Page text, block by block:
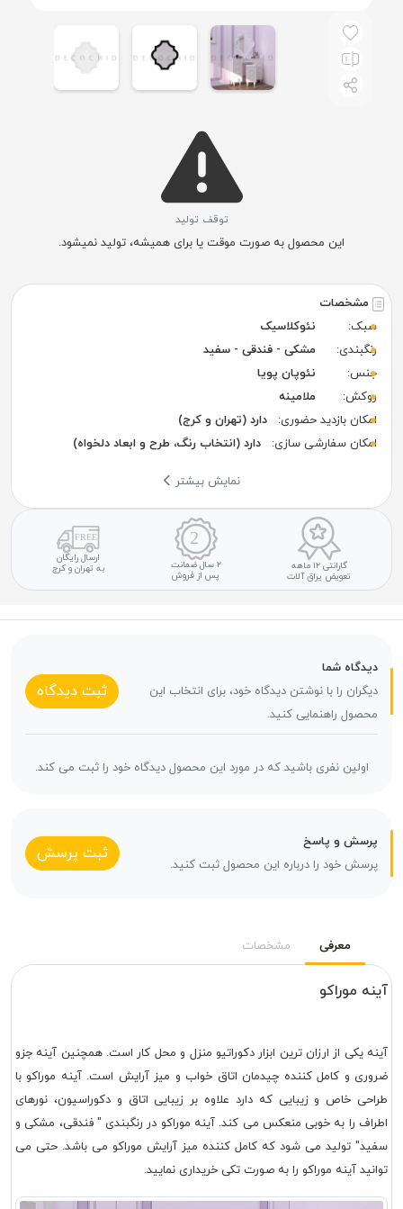
مشخصات
سبک:
نئوکلاسیک
رنگبندی:
مشکی - فندقی - سفید
جنس:
نئوپان پویا
روکش:
ملامینه
امکان بازدید حضوری:
دارد (تهران و کرج)
امکان سفارشی سازی:
دارد (انتخاب رنگ، طرح و ابعاد دلخواه)
نمایش بیشتر
گارانتی ۱۲ ماهه
تعویض یراق آلات
۲ سال ضمانت
پس از فروش
ارسال رایگان
به تهران و کرج
توقف تولید
این محصول به صورت موقت یا برای همیشه، تولید نمیشود.
دیدگاه شما
دیگران را با نوشتن دیدگاه خود، برای انتخاب این
محصول راهنمایی کنید.
ثبت دیدگاه
اولین نفری باشید که در مورد این محصول دیدگاه خود را ثبت می کند.
پرسش و پاسخ
پرسش خود را درباره این محصول ثبت کنید.
ثبت پرسش
معرفی مشخصات
آینه موراکو
آینه یکی از ارزان ترین ابزار دکوراتیو منزل و محل کار است. همچنین آینه جزو
ضروری و کامل کننده چیدمان اتاق خواب و میز آرایش است. آینه موراکو با
طراحی خاص و زیبایی که دارد علاوه بر زیبایی اتاق و دکوراسیون، نورهای
اطراف را به خوبی منعکس می کند. آینه موراکو در رنگبندی " فندقی، مشکی و
سفید" تولید می شود که کامل کننده میز آرایش موراکو می باشد. حتی می
توانید آینه موراکو را به صورت تکی خریداری نمایید.